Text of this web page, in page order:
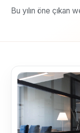
Bu yılın öne çıkan